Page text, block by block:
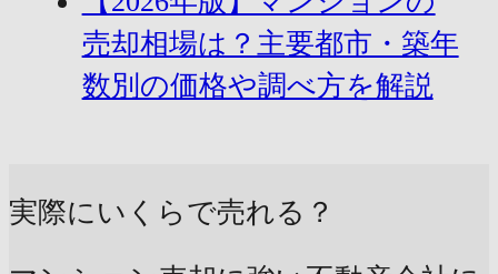
売却相場は？主要都市・築年
数別の価格や調べ方を解説
実際にいくらで売れる？